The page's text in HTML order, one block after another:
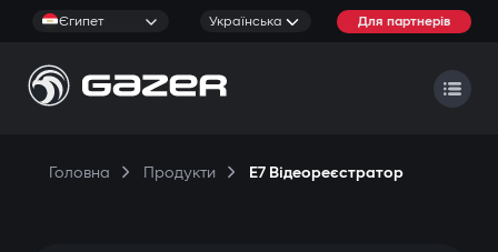
Єгипет Українська Для партнерів
Головна Продукти E7 Відеореєстратор